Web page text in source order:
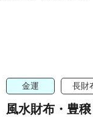
金運 長財
風水財布・豊